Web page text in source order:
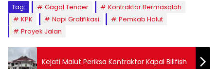
Tag: Gagal Tender
Kontraktor Bermasalah
KPK
Napi Gratifikasi
Pemkab Halut
Proyek Jalan
Kejati Malut Periksa Kontraktor Kapal Billfish